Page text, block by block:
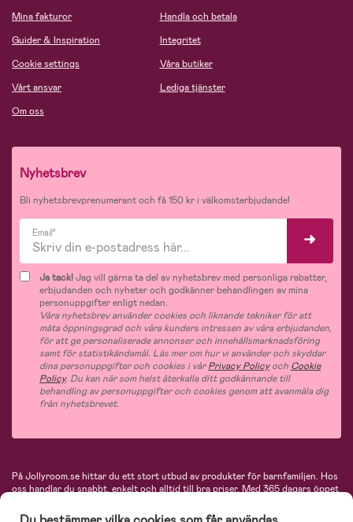
Mina fakturor
Guider & Inspiration
Cookie settings
Vårt ansvar
Om oss
Handla och betala
Integritet
Våra butiker
Lediga tjänster
Nyhetsbrev
Bli nyhetsbrevprenumerant och få 150 kr i välkomsterbjudande!
Email*
Ja tack!Jag vill gärna ta del av nyhetsbrev med personliga rabatter,
erbjudanden och nyheter och godkänner behandlingen av mina
personuppgifter enligt nedan.
Våra nyhetsbrev använder cookies och liknande tekniker för att
mäta öppningsgrad och våra kunders intressen av våra erbjudanden,
för att ge personaliserade annonser och innehållsmarknadsföring
samt för statistikändamål. Läs mer om hur vi använder och skyddar
dina personuppgifter och cookies i vårPrivacy Policyoch Cookie
Policy. Du kan när som helst återkalla ditt godkännande till
behandling av personuppgifter och cookies genom att avanmäla dig
från nyhetsbrevet.
På Jollyroom.se hittar du ett stort utbud av produkter för barnfamiljen. Hos
oss handlar du snabbt, enkelt och alltid till bra priser. Med 365 dagars öppet
hos oss. I vårt sortiment hittar du barnvagnar, bilstolar, kläder för barn och